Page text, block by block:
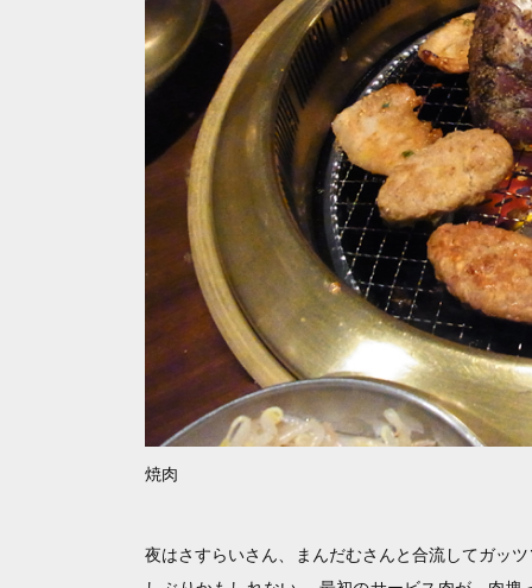
焼肉
夜はさすらいさん、まんだむさんと合流してガッ